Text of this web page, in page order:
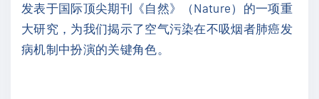
发表于国际顶尖期刊《自然》（Nature）的一项重
大研究，为我们揭示了空气污染在不吸烟者肺癌发
病机制中扮演的关键角色。